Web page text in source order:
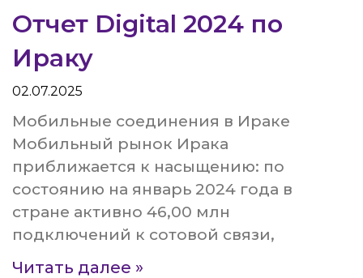
Отчет Digital 2024 по
Ираку
02.07.2025
Мобильные соединения в Ираке
Мобильный рынок Ирака
приближается к насыщению: по
состоянию на январь 2024 года в
стране активно 46,00 млн
подключений к сотовой связи,
Читать далее »